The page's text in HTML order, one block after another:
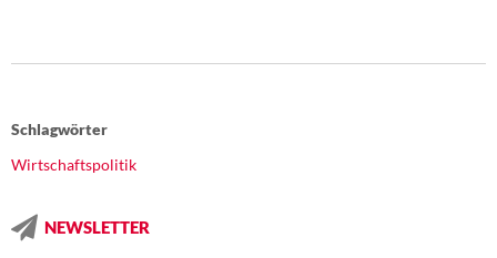
Schlagwörter
Wirtschaftspolitik
NEWSLETTER